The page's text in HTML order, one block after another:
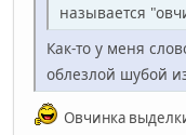
называется
Как-то у меня
облезлой шубой
Овчинка